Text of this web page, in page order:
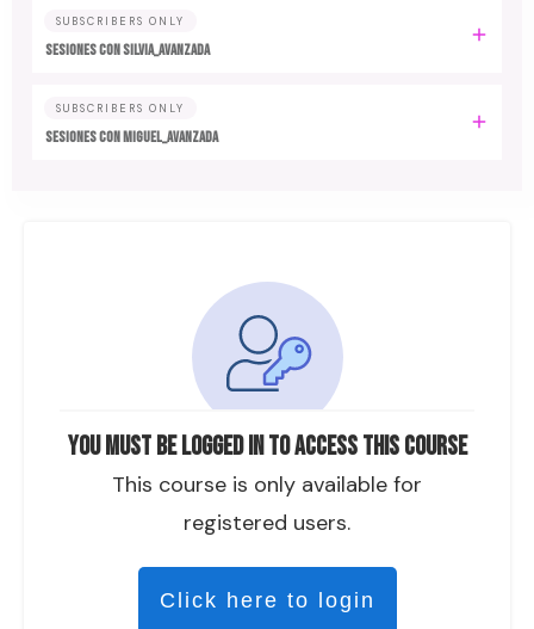
You must be logged in to access this course
This course is only available for
registered users.
Click here to login
SUBSCRIBERS ONLY
SESIONES CON SILVIA_AVANZADA
SUBSCRIBERS ONLY
SESIONES CON MIGUEL_AVANZADA